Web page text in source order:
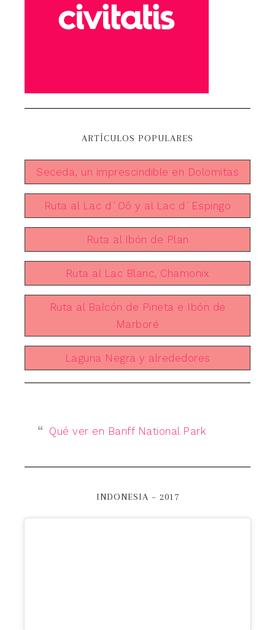
ARTÍCULOS POPULARES
Seceda, un imprescindible en Dolomitas
Ruta al Lac d´Oô y al Lac d´Espingo
Ruta al Ibón de Plan
Ruta al Lac Blanc, Chamonix
Ruta al Balcón de Pineta e Ibón de
Marboré
Laguna Negra y alrededores
Qué ver en Banff National Park
INDONESIA – 2017